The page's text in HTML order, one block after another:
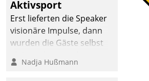
Aktivsport
Erst lieferten die Speaker
visionäre Impulse, dann
wurden die Gäste selbst
methodisch
Nadja Hußmann